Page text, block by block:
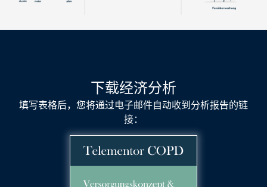
下载经济分析
填写表格后，您将通过电子邮件自动收到分析报告的链
接：